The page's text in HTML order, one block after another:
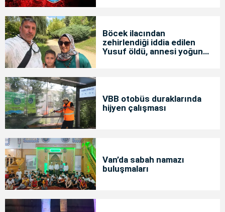
Böcek ilacından
zehirlendiği iddia edilen
Yusuf öldü, annesi yoğun
VBB otobüs duraklarında
hijyen çalışması
Van’da sabah namazı
buluşmaları